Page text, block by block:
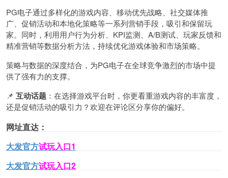
PG电子通过多样化的游戏内容、移动优先战略、社交媒体推
广、促销活动和本地化策略等一系列营销手段，吸引和保留玩
家。同时，利用用户行为分析、KPI监测、A/B测试、玩家反馈和
精准营销等数据分析方法，持续优化游戏体验和市场策略。
策略与数据的深度结合，为PG电子在全球竞争激烈的市场中提
供了强有力的支撑。
📌 互动话题 ：在选择游戏平台时，你更看重游戏内容的丰富度，
还是促销活动的吸引力？欢迎在评论区分享你的偏好。
网址直达：
大发官方试玩入口1
大发官方试玩入口2